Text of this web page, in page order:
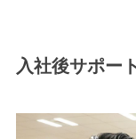
入社後サポー